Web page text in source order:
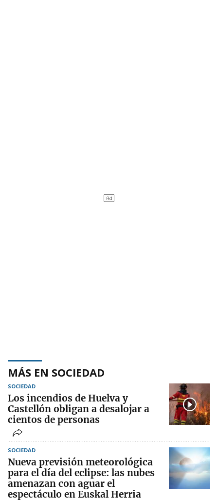
MÁS EN SOCIEDAD
SOCIEDAD
Los incendios de Huelva y
Castellón obligan a desalojar a
cientos de personas
SOCIEDAD
Nueva previsión meteorológica
para el día del eclipse: las nubes
amenazan con aguar el
espectáculo en Euskal Herria